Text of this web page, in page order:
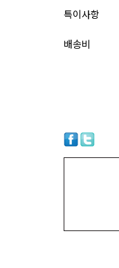
특이사항
배송비